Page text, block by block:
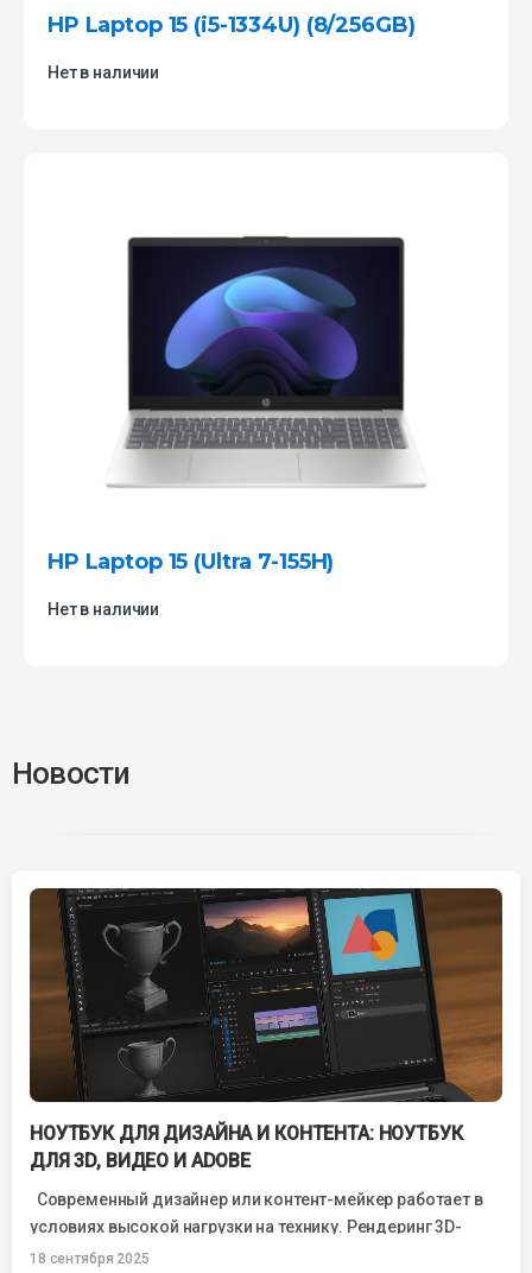
HP Laptop 15 (i5-1334U) (8/256GB)
Нет в наличии
HP Laptop 15 (Ultra 7-155H)
Нет в наличии
Новости
НОУТБУК ДЛЯ ДИЗАЙНА И КОНТЕНТА: НОУТБУК
ДЛЯ 3D, ВИДЕО И ADOBE
Современный дизайнер или контент-мейкер работает в
условиях высокой нагрузки на технику. Рендеринг 3D-
моделей, монтаж видео в 4K, обработка фотографий...
18 сентября 2025